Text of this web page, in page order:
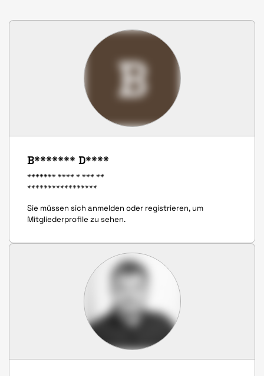
B
B******* D****
******* **** * *** **
*****************
Sie müssen sich anmelden oder registrieren, um
Mitgliederprofile zu sehen.